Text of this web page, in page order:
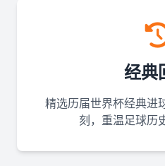
经典
精选历届世界杯经典进
刻，重温足球历